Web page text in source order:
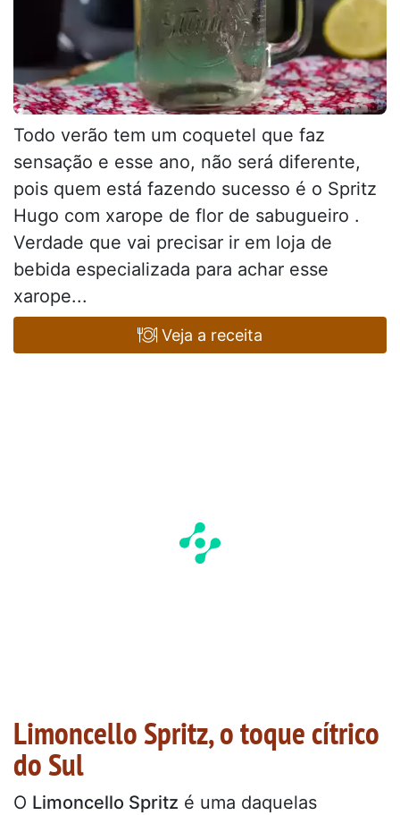
Todo verão tem um coquetel que faz
sensação e esse ano, não será diferente,
pois quem está fazendo sucesso é o Spritz
Hugo com xarope de flor de sabugueiro .
Verdade que vai precisar ir em loja de
bebida especializada para achar esse
xarope...
Veja a receita
Limoncello Spritz, o toque cítrico
do Sul
O Limoncello Spritz é uma daquelas